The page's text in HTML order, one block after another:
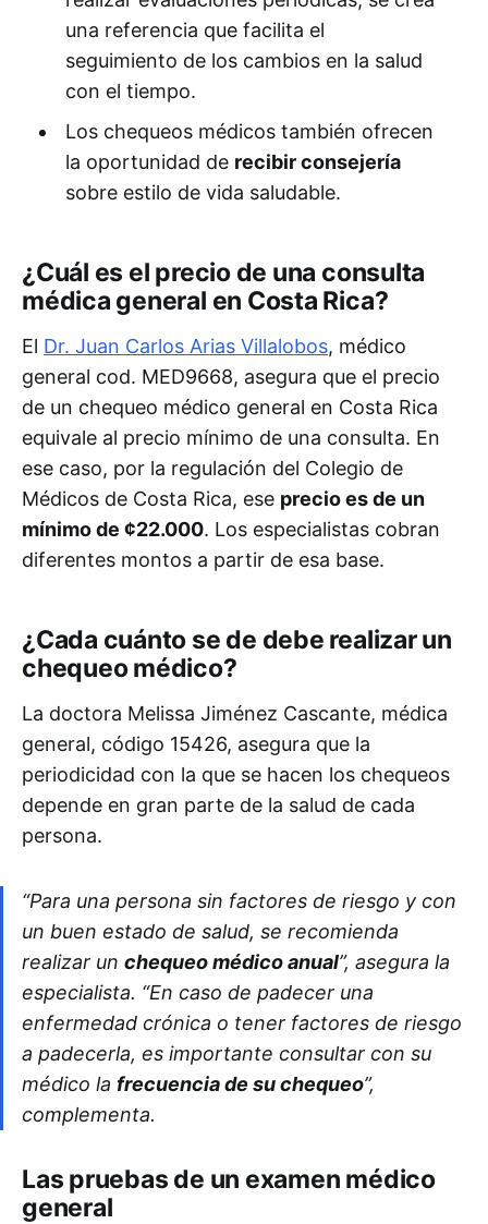
una referencia que facilita el
seguimiento de los cambios en la salud
con el tiempo.
Los chequeos médicos también ofrecen
la oportunidad de recibir consejería
sobre estilo de vida saludable.
¿Cuál es el precio de una consulta
médica general en Costa Rica?
El Dr. Juan Carlos Arias Villalobos, médico
general cod. MED9668, asegura que el precio
de un chequeo médico general en Costa Rica
equivale al precio mínimo de una consulta. En
ese caso, por la regulación del Colegio de
Médicos de Costa Rica, ese precio es de un
mínimo de ¢22.000. Los especialistas cobran
diferentes montos a partir de esa base.
¿Cada cuánto se de debe realizar un
chequeo médico?
La doctora Melissa Jiménez Cascante, médica
general, código 15426, asegura que la
periodicidad con la que se hacen los chequeos
depende en gran parte de la salud de cada
persona.
“Para una persona sin factores de riesgo y con
un buen estado de salud, se recomienda
realizar un chequeo médico anual”, asegura la
especialista. “En caso de padecer una
enfermedad crónica o tener factores de riesgo
a padecerla, es importante consultar con su
médico la frecuencia de su chequeo”,
complementa.
Las pruebas de un examen médico
general